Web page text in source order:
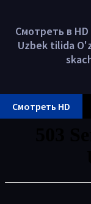
Смотреть в
Uzbek tilida
Смотреть HD